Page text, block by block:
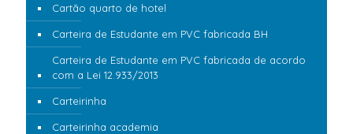
Cartão quarto de hotel
Carteira de Estudante em PVC fabricada BH
Carteira de Estudante em PVC fabricada de acordo
com a Lei 12.933/2013
Carteirinha
Carteirinha academia